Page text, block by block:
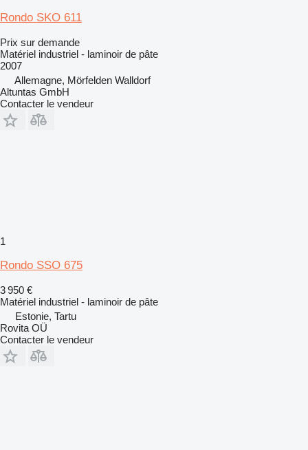
Rondo SKO 611
Prix sur demande
Matériel industriel - laminoir de pâte
2007
Allemagne, Mörfelden Walldorf
Altuntas GmbH
Contacter le vendeur
1
Rondo SSO 675
3 950 €
Matériel industriel - laminoir de pâte
Estonie, Tartu
Rovita OÜ
Contacter le vendeur